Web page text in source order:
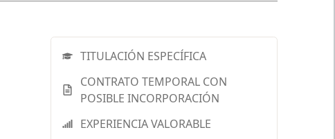
TITULACIÓN ESPECÍFICA
CONTRATO TEMPORAL CON
POSIBLE INCORPORACIÓN
EXPERIENCIA VALORABLE